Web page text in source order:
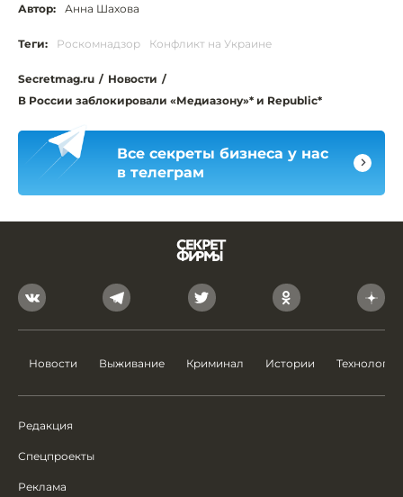
Автор: Анна Шахова
Теги: Роскомнадзор Конфликт на Украине
Secretmag.ru / Новости /
В России заблокировали «Медиазону»* и Republic*
Все секреты бизнеса у нас
в телеграм
Новости Выживание Криминал Истории Технологии
Редакция
Спецпроекты
Реклама